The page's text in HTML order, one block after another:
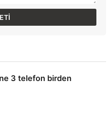
3 telefon birden